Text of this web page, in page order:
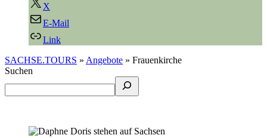
X
E-Mail
Link
SACHSE.TOURS » Angebote » Frauenkirche
Suchen